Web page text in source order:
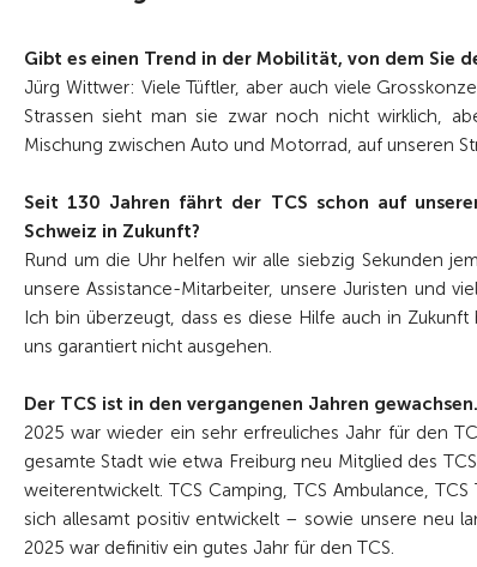
Gibt es einen Trend in der Mobilität, von dem Sie
Jürg Wittwer: Viele Tüftler, aber auch viele
Strassen sieht man sie zwar noch nicht wirklich,
Mischung zwischen Auto und Motorrad, auf unseren
Seit 130 Jahren fährt der TCS schon auf
Schweiz in Zukunft?
Rund um die Uhr helfen wir alle siebzig Sekunden
unsere Assistance-Mitarbeiter, unsere Juristen und
Ich bin überzeugt, dass es diese Hilfe auch in
uns garantiert nicht ausgehen.
Der TCS ist in den vergangenen Jahren
2025 war wieder ein sehr erfreuliches Jahr für den
gesamte Stadt wie etwa Freiburg neu Mitglied des
weiterentwickelt. TCS Camping, TCS Ambulance,
sich allesamt positiv entwickelt – sowie unsere neu
2025 war definitiv ein gutes Jahr für den TCS.